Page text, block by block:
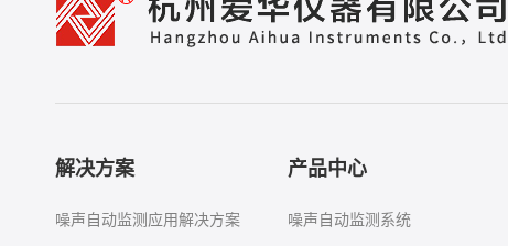
解决方案
噪声自动监测应用解决方案
产品中心
噪声自动监测系统